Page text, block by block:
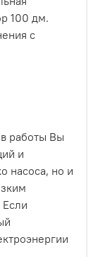
100 дм.
с
работы Вы
и
насоса, но и
Если